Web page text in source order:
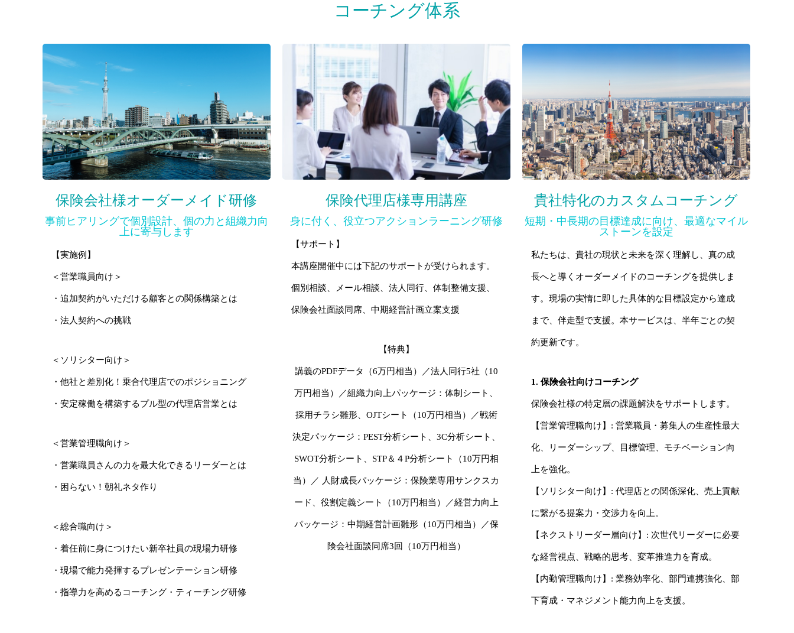
コーチング体系
保険会社様オーダーメイド研修
事前ヒアリングで個別設計、個の力と組織力向
上に寄与します
【実施例】
＜営業職員向け＞
・追加契約がいただける顧客との関係構築とは
・法人契約への挑戦
＜ソリシター向け＞
・他社と差別化！乗合代理店でのポジショニング
・安定稼働を構築するプル型の代理店営業とは
＜営業管理職向け＞
・営業職員さんの力を最大化できるリーダーとは
・困らない！朝礼ネタ作り
＜総合職向け＞
・着任前に身につけたい新卒社員の現場力研修
・現場で能力発揮するプレゼンテーション研修
・指導力を高めるコーチング・ティーチング研修
保険代理店様専用講座
身に付く、役立つアクションラーニング研修
【サポート】
本講座開催中には下記のサポートが受けられます。
個別相談、メール相談、法人同行、体制整備支援、
保険会社面談同席、中期経営計画立案支援
【特典】
講義のPDFデータ（6万円相当）／法人同行5社（10
万円相当）／組織力向上パッケージ：体制シート、
採用チラシ雛形、OJTシート（10万円相当）／戦術
決定パッケージ：PEST分析シート、3C分析シート、
SWOT分析シート、STP＆４P分析シート（10万円相
当）／ 人財成長パッケージ：保険業専用サンクスカ
ード、役割定義シート（10万円相当）／経営力向上
パッケージ：中期経営計画雛形（10万円相当）／保
険会社面談同席3回（10万円相当）
貴社特化のカスタムコーチング
短期・中長期の目標達成に向け、最適なマイル
ストーンを設定
私たちは、貴社の現状と未来を深く理解し、真の成
長へと導くオーダーメイドのコーチングを提供しま
す。現場の実情に即した具体的な目標設定から達成
まで、伴走型で支援。本サービスは、半年ごとの契
約更新です。
1. 保険会社向けコーチング
保険会社様の特定層の課題解決をサポートします。
【営業管理職向け】: 営業職員・募集人の生産性最大
化、リーダーシップ、目標管理、モチベーション向
上を強化。
【ソリシター向け】: 代理店との関係深化、売上貢献
に繋がる提案力・交渉力を向上。
【ネクストリーダー層向け】: 次世代リーダーに必要
な経営視点、戦略的思考、変革推進力を育成。
【内勤管理職向け】: 業務効率化、部門連携強化、部
下育成・マネジメント能力向上を支援。
保険業専門成長コーチ
経営コンサルティング 事業
ブログ
【NEW】 お知らせ